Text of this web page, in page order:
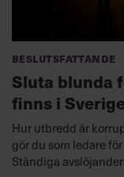
Beslutsfattande
Sluta blunda
finns i
Hur utbredd är
gör du som ledare
Ständiga